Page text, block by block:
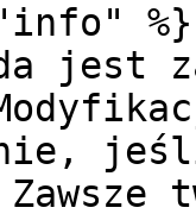
%}
jest